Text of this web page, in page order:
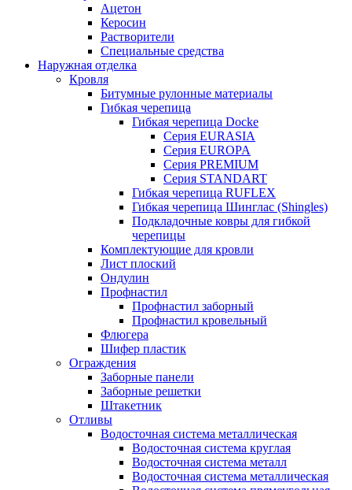
Ацетон
Керосин
Растворители
Специальные средства
Наружная отделка
Кровля
Битумные рулонные материалы
Гибкая черепица
Гибкая черепица Docke
Серия EURASIA
Серия EUROPA
Серия PREMIUM
Серия STANDART
Гибкая черепица RUFLEX
Гибкая черепица Шинглас (Shingles)
Подкладочные ковры для гибкой
черепицы
Комплектующие для кровли
Лист плоский
Ондулин
Профнастил
Профнастил заборный
Профнастил кровельный
Флюгера
Шифер пластик
Ограждения
Заборные панели
Заборные решетки
Штакетник
Отливы
Водосточная система металлическая
Водосточная система круглая
Водосточная система металл
Водосточная система металлическая